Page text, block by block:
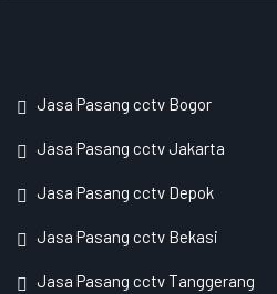
Jasa Pasang cctv Bogor
Jasa Pasang cctv Jakarta
Jasa Pasang cctv Depok
Jasa Pasang cctv Bekasi
Jasa Pasang cctv Tanggerang